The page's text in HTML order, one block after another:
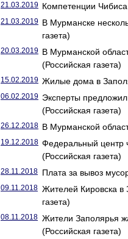
21.03.2019 Компетенции
21.03.2019 В Мурманске
газета)
20.03.2019 В Мурманской
(Российская газета)
15.02.2019 Жилые дома в
06.02.2019 Эксперты
(Российская газета)
26.12.2018 В Мурманской
19.12.2018 Федеральный центр
(Российская газета)
28.11.2018 Плата за вывоз
09.11.2018 Жителей Кировска в
газета)
08.11.2018 Жители Заполярья
(Российская газета)